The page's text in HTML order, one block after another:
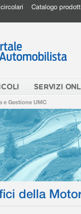
Catalogo prodotti
SERVIZI
e Gestione UMC
della